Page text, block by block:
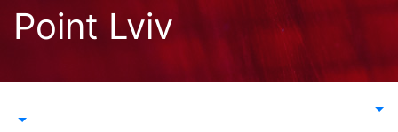
Перейти
Point Lviv